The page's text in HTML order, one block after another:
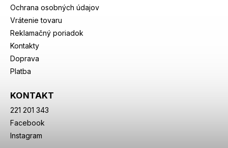
Ochrana osobných údajov
Vrátenie tovaru
Reklamačný poriadok
Kontakty
Doprava
Platba
KONTAKT
221 201 343
Facebook
Instagram